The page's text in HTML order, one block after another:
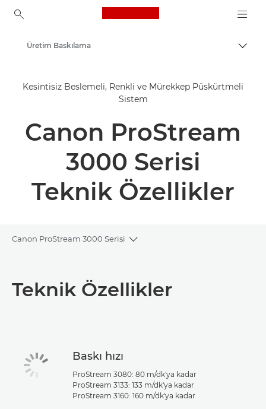
Canon Logo, back to
İçerik
Çözümler ve Hizmetler
Üretim Baskılama
Kesintisiz Beslemeli, Renkli ve Mürekkep Püskürtmeli
Sistem
Canon ProStream
3000 Serisi
Teknik Özellikler
Canon ProStream 3000 Serisi
Toggle breadcrumbs
Teknik Özellikler
Teknik Özellikler
Baskı hızı
ProStream 3080: 80 m/dk'ya kadar
ProStream 3133: 133 m/dk'ya kadar
ProStream 3160: 160 m/dk'ya kadar